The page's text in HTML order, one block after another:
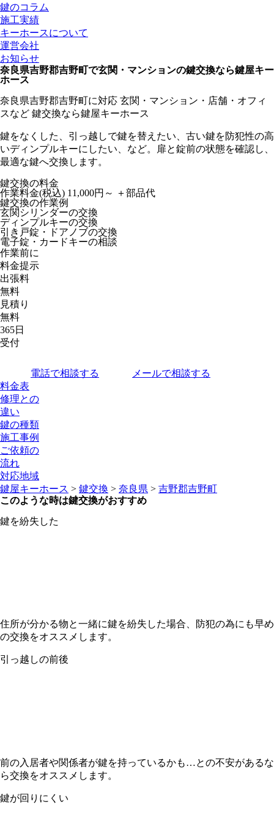
鍵のコラム
施工実績
キーホースについて
運営会社
お知らせ
奈良県吉野郡吉野町で玄関・マンションの鍵交換なら鍵屋キー
ホース
奈良県吉野郡吉野町に対応 玄関・マンション・店舗・オフィ
スなど 鍵交換なら鍵屋キーホース
鍵をなくした、引っ越しで鍵を替えたい、古い鍵を防犯性の高
いディンプルキーにしたい、など。扉と錠前の状態を確認し、
最適な鍵へ交換します。
鍵交換の料金
作業料金(税込) 11,000円～ ＋部品代
鍵交換の作業例
玄関シリンダーの交換
ディンプルキーの交換
引き戸錠・ドアノブの交換
電子錠・カードキーの相談
作業前に
料金提示
出張料
無料
見積り
無料
365日
受付
電話で相談する
メールで相談する
料金表
修理との
違い
鍵の種類
施工事例
ご依頼の
流れ
対応地域
鍵屋キーホース > 鍵交換 > 奈良県 > 吉野郡吉野町
このような時は鍵交換がおすすめ
鍵を紛失した
住所が分かる物と一緒に鍵を紛失した場合、防犯の為にも早め
の交換をオススメします。
引っ越しの前後
前の入居者や関係者が鍵を持っているかも…との不安があるな
ら交換をオススメします。
鍵が回りにくい